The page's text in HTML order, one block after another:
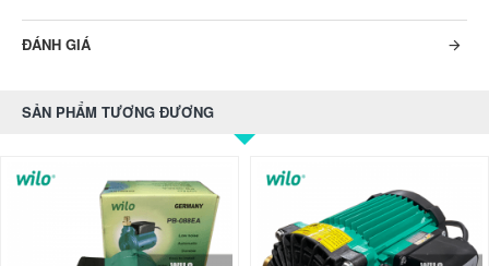
ĐÁNH GIÁ
SẢN PHẨM TƯƠNG ĐƯƠNG